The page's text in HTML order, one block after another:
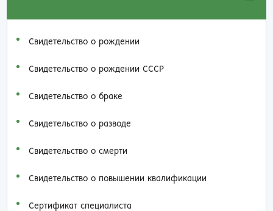
Свидетельство о рождении
Свидетельство о рождении СССР
Свидетельство о браке
Свидетельство о разводе
Свидетельство о смерти
Свидетельство о повышении квалификации
Сертификат специалиста